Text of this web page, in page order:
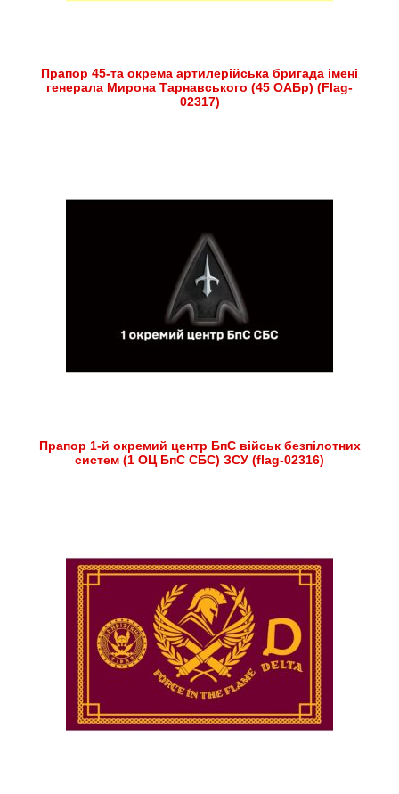
Прапор 45-та окрема артилерійська бригада імені
генерала Мирона Тарнавського (45 ОАБр) (Flag-
02317)
Прапор 1-й окремий центр БпС військ безпілотних
систем (1 ОЦ БпС СБС) ЗСУ (flag-02316)